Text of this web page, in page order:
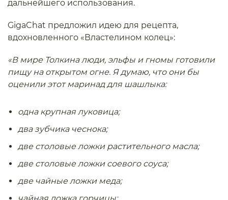
дальнейшего использования.
GigaChat предложил идею для рецепта,
вдохновленного «Властелином колец»:
«В мире Толкина люди, эльфы и гномы готовили
пищу на открытом огне. Я думаю, что они бы
оценили этот маринад для шашлыка:
одна крупная луковица;
два зубчика чеснока;
две столовые ложки растительного масла;
две столовые ложки соевого соуса;
две чайные ложки меда;